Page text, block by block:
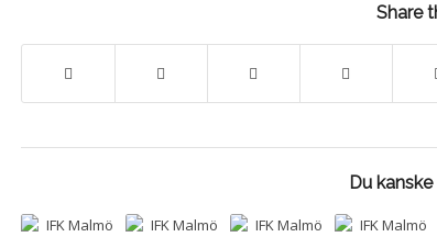
Share
Du